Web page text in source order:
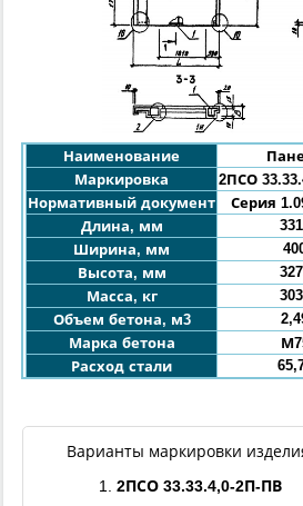
Наименование
Маркировка
2ПСО
Нормативный документ
Серия
Длина, мм
Ширина, мм
Высота, мм
Масса, кг
Объем бетона, м3
Марка бетона
Расход стали
Варианты маркировки
1. 2ПСО 33.33.4,0-2П-ПВ